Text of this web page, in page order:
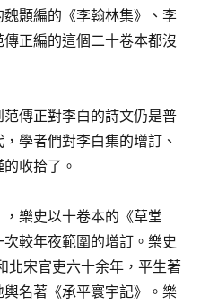
顥編的《李翰林集》、李
正編的這個二十卷本都沒
傳正對李白的詩文仍是普
學者們對李白集的增訂、
收拾了。
樂史以十卷本的《草堂
較年夜範圍的增訂。樂史
北宋官吏六十余年，平生著
名著《承平寰宇記》。樂